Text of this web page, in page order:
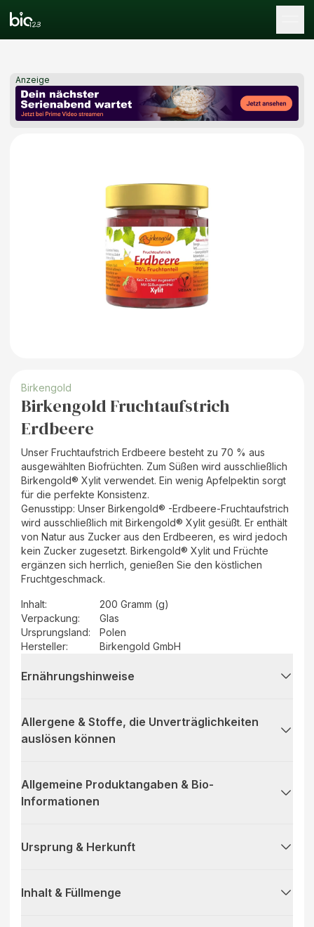
Anzeige
Birkengold
Birkengold Fruchtaufstrich
Erdbeere
Unser Fruchtaufstrich Erdbeere besteht zu 70 % aus
ausgewählten Biofrüchten. Zum Süßen wird ausschließlich
Birkengold® Xylit verwendet. Ein wenig Apfelpektin sorgt
für die perfekte Konsistenz.
Genusstipp: Unser Birkengold® -Erdbeere-Fruchtaufstrich
wird ausschließlich mit Birkengold® Xylit gesüßt. Er enthält
von Natur aus Zucker aus den Erdbeeren, es wird jedoch
kein Zucker zugesetzt. Birkengold® Xylit und Früchte
ergänzen sich herrlich, genießen Sie den köstlichen
Fruchtgeschmack.
Inhalt:
200 Gramm (g)
Verpackung:
Glas
Ursprungsland:
Polen
Hersteller: Birkengold GmbH
Ernährungshinweise
Allergene & Stoffe, die Unverträglichkeiten
auslösen können
Allgemeine Produktangaben & Bio-
Informationen
Ursprung & Herkunft
Inhalt & Füllmenge